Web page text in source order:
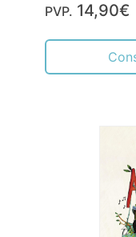
PVP. 14,90€